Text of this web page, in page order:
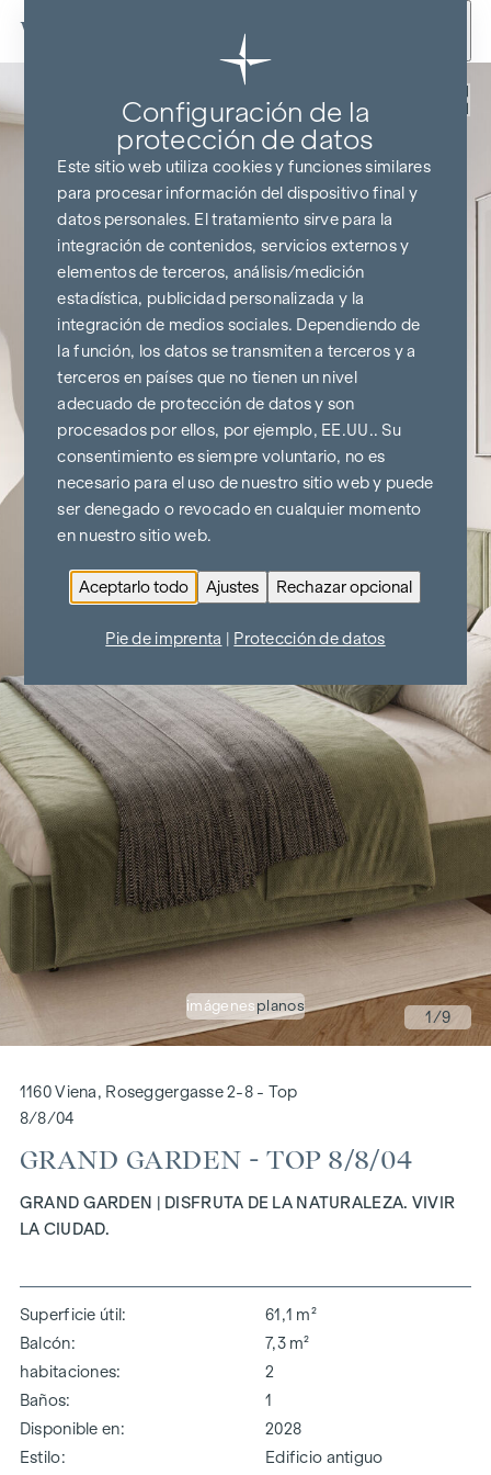
Ir al contenido
imágenes planos
1/9
1160 Viena, Roseggergasse 2-8 - Top
8/8/04
GRAND GARDEN - TOP 8/8/04
GRAND GARDEN | DISFRUTA DE LA NATURALEZA. VIVIR
LA CIUDAD.
Superficie útil
61,1 m²
Balcón
7,3 m²
habitaciones
2
Baños
1
Disponible en
2028
Estilo
Edificio antiguo
Configuración de la
protección de datos
Este sitio web utiliza cookies y funciones similares
para procesar información del dispositivo final y
datos personales. El tratamiento sirve para la
integración de contenidos, servicios externos y
elementos de terceros, análisis/medición
estadística, publicidad personalizada y la
integración de medios sociales. Dependiendo de
la función, los datos se transmiten a terceros y a
terceros en países que no tienen un nivel
adecuado de protección de datos y son
procesados por ellos, por ejemplo, EE.UU.. Su
consentimiento es siempre voluntario, no es
necesario para el uso de nuestro sitio web y puede
ser denegado o revocado en cualquier momento
en nuestro sitio web.
Aceptarlo todo Ajustes Rechazar opcional
Pie de imprenta Protección de datos